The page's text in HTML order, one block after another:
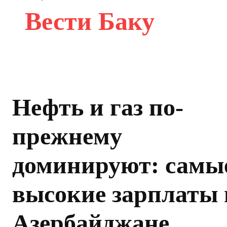
Вести Баку
Нефть и газ по-
прежнему
доминируют:
высокие зарплаты